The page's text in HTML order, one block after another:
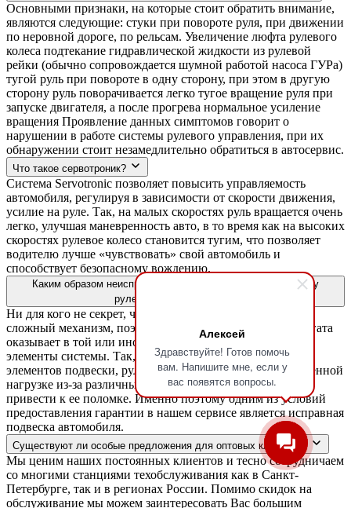
Алексей
Здравствуйте! Готов помочь
вам. Напишите мне, если у
вас появятся вопросы.
Основными признаки, на которые стоит обратить внимание,
являются следующие: стуки при повороте руля, при движении
по неровной дороге, по рельсам. Увеличение люфта рулевого
колеса подтекание гидравлической жидкости из рулевой
рейки (обычно сопровождается шумной работой насоса ГУРа)
тугой руль при повороте в одну сторону, при этом в другую
сторону руль поворачивается легко тугое вращение руля при
запуске двигателя, а после прогрева нормальное усиление
вращения Проявление данных симптомов говорит о
нарушении в работе системы рулевого управления, при их
обнаружении стоит незамедлительно обратиться в автосервис.
Что такое сервотроник?
Система Servotronic позволяет повысить управляемость
автомобиля, регулируя в зависимости от скорости движения,
усилие на руле. Так, на малых скоростях руль вращается очень
легко, улучшая маневренность авто, в то время как на высоких
скоростях рулевое колесо становится тугим, что позволяет
водителю лучше «чувствовать» свой автомобиль и
способствует безопасному вождению.
Каким образом неисправности подвески влияют на систему
рулевого управления?
Ни для кого не секрет, что автомобиль - это чрезвычайно
сложный механизм, поэтому неисправность одного агрегата
оказывает в той или иной степени влияние на другие
элементы системы. Так, в случае наличия неисправных
элементов подвески, рулевая рейка подвергается повышенной
нагрузке из-за различных люфтов и стуков, что может
привести к ее поломке. Именно поэтому одним из условий
предоставления гарантии в нашем сервисе является исправная
подвеска автомобиля.
Существуют ли особые предложения для оптовых клиентов?
Мы ценим наших постоянных клиентов и тесно сотрудничаем
со многими станциями техобслуживания как в Санкт-
Петербурге, так и в регионах России. Помимо скидок на
обслуживание мы можем заинтересовать Вас большим